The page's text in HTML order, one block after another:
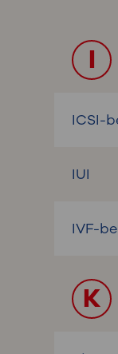
I
ICSI-
IUI
IVF-
K